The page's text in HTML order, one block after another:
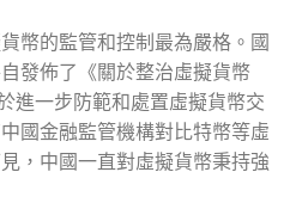
幣的監管和控制最為嚴格。國
發佈了《關於整治虛擬貨幣
進一步防範和處置虛擬貨幣交
國金融監管機構對比特幣等虛
，中國一直對虛擬貨幣秉持強